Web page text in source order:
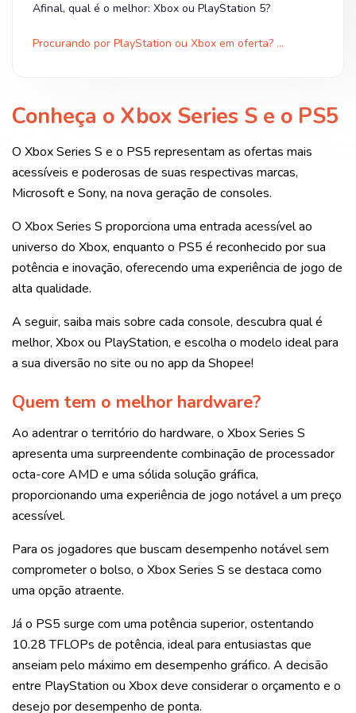
Afinal, qual é o melhor: Xbox ou PlayStation 5?
Procurando por PlayStation ou Xbox em oferta? Olha na Shopee!
Conheça o Xbox Series S e o PS5
O Xbox Series S e o PS5 representam as ofertas mais
acessíveis e poderosas de suas respectivas marcas,
Microsoft e Sony, na nova geração de consoles.
O Xbox Series S proporciona uma entrada acessível ao
universo do Xbox, enquanto o PS5 é reconhecido por sua
potência e inovação, oferecendo uma experiência de jogo de
alta qualidade.
A seguir, saiba mais sobre cada console, descubra qual é
melhor, Xbox ou PlayStation, e escolha o modelo ideal para
a sua diversão no site ou no app da Shopee!
Quem tem o melhor hardware?
Ao adentrar o território do hardware, o Xbox Series S
apresenta uma surpreendente combinação de processador
octa-core AMD e uma sólida solução gráfica,
proporcionando uma experiência de jogo notável a um preço
acessível.
Para os jogadores que buscam desempenho notável sem
comprometer o bolso, o Xbox Series S se destaca como
uma opção atraente.
Já o PS5 surge com uma potência superior, ostentando
10.28 TFLOPs de potência, ideal para entusiastas que
anseiam pelo máximo em desempenho gráfico. A decisão
entre PlayStation ou Xbox deve considerar o orçamento e o
desejo por desempenho de ponta.